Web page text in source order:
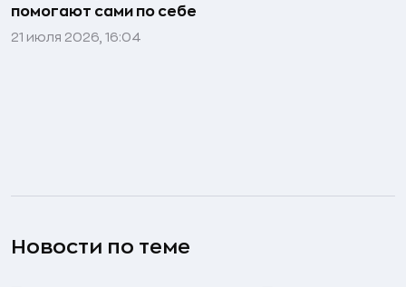
помогают сами по себе
21 июля 2026, 16:04
Новости по теме